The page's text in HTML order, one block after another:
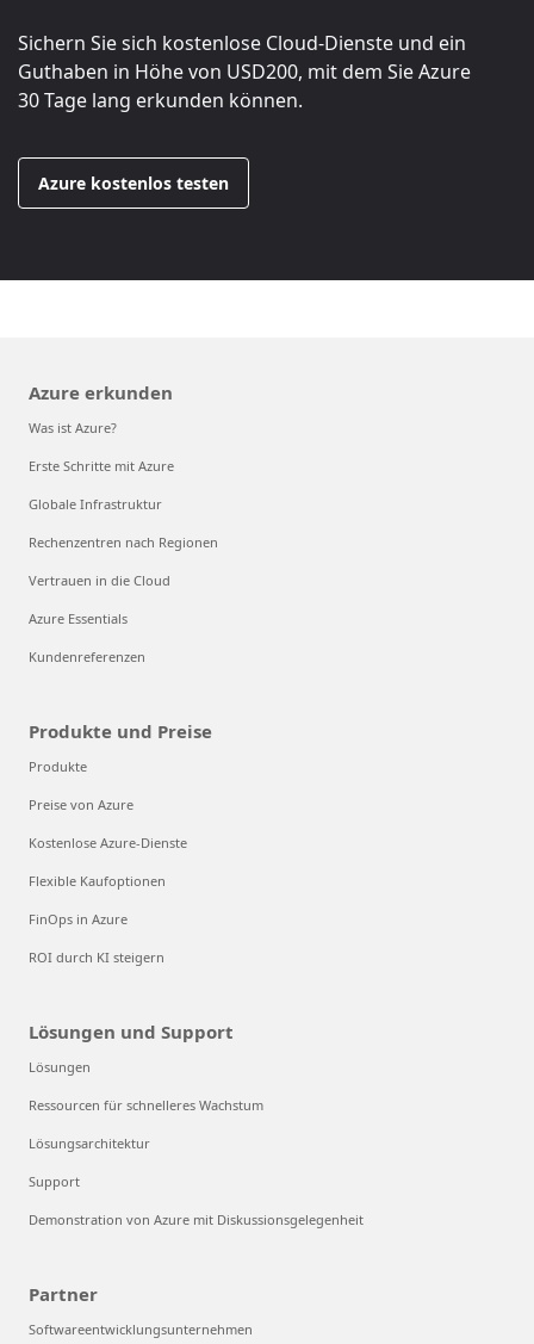
Sichern Sie sich kostenlose Cloud-Dienste und ein
Guthaben in Höhe von USD200, mit dem Sie Azure
30 Tage lang erkunden können.
Azure kostenlos testen
Azure erkunden
Was ist Azure?
Erste Schritte mit Azure
Globale Infrastruktur
Rechenzentren nach Regionen
Vertrauen in die Cloud
Azure Essentials
Kundenreferenzen
Produkte und Preise
Produkte
Preise von Azure
Kostenlose Azure-Dienste
Flexible Kaufoptionen
FinOps in Azure
ROI durch KI steigern
Lösungen und Support
Lösungen
Ressourcen für schnelleres Wachstum
Lösungsarchitektur
Support
Demonstration von Azure mit Diskussionsgelegenheit
Partner
Softwareentwicklungsunternehmen